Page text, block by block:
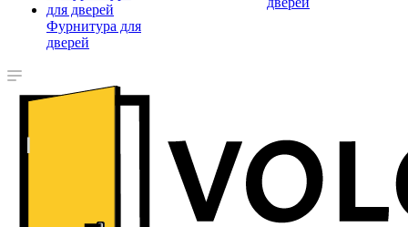
Фурнитура для
дверей